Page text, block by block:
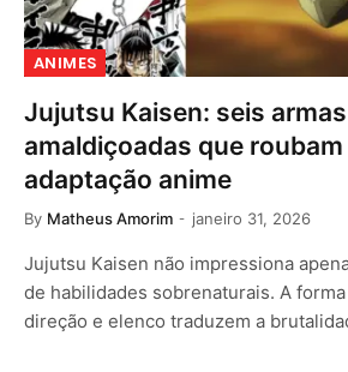
ANIMES
Jujutsu Kaisen: seis armas
amaldiçoadas que roubam
adaptação anime
By Matheus Amorim janeiro 31, 2026
Jujutsu Kaisen não impressiona
de habilidades sobrenaturais. A
direção e elenco traduzem a